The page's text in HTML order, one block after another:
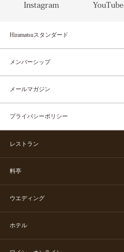
Instagram YouTube
Hiramatsuスタンダード
メンバーシップ
メールマガジン
プライバシーポリシー
レストラン
料亭
ウエディング
ホテル